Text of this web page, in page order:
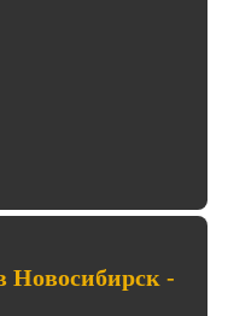
Новосибирск -